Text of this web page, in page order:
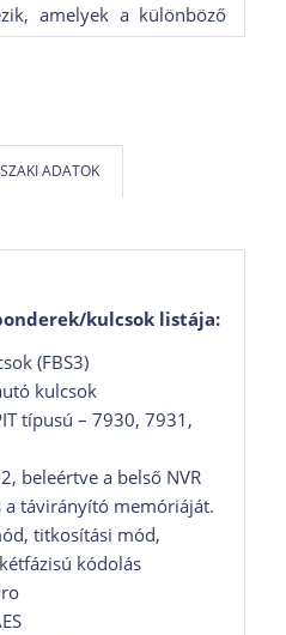
amelyek a különböző
használhatók, a
személyre szabásához és
tartalmazza:
az ECU-k asztali
kábel az AVDI
relé
csatlakozásokhoz
AVDIinterfész és aktív
ADATOK
kulcsok listája:
(FBS3)
kulcsok
típusú – 7930, 7931,
beleértve a belső NVR
a távirányító memóriáját.
titkosítási mód,
kódolás